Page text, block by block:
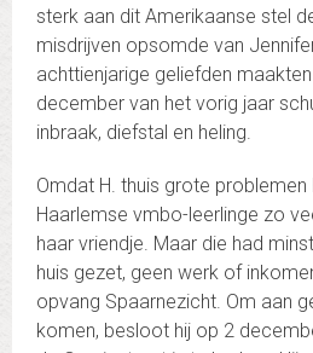
sterk aan dit Amerikaanse stel
misdrijven opsomde van
achttienjarige geliefden
december van het vorig jaar
inbraak, diefstal en heling.
Omdat H. thuis grote problemen
Haarlemse vmbo-leerlinge zo
haar vriendje. Maar die had
huis gezet, geen werk of
opvang Spaarnezicht. Om aan
komen, besloot hij op 2